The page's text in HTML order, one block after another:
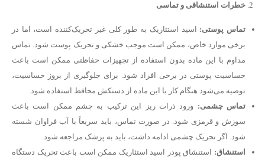
خطرات استنشاقی و تماسی
تماس پوستی: اسید استئاریک به طور کلی غیر تحریک‌کننده است، اما در
برخی موارد خاص، ممکن است موجب خشکی و تحریک پوست شود. تماس
مداوم با این ماده بدون استفاده از تجهیزات حفاظتی ممکن است باعث
حساسیت پوستی در برخی افراد شود. برای جلوگیری از بروز حساسیت،
توصیه می‌شود هنگام کار با این ماده از دستکش محافظ استفاده شود.
تماس چشمی: ورود ذرات ریز این ترکیب به چشم ممکن است باعث
سوزش و قرمزی شود. در صورت تماس، باید سریعاً با آب فراوان شسته
شود. اگر تحریک چشمی ادامه داشت، باید به پزشک مراجعه شود.
استنشاق: استنشاق پودر اسید استئاریک ممکن است باعث تحریک دستگاه